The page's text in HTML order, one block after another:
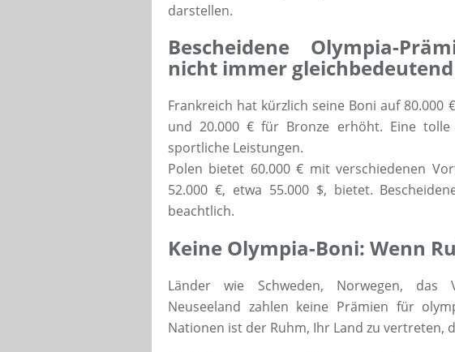
darstellen.
Bescheidene Olympia-
nicht immer
Frankreich hat kürzlich seine Boni auf 80.000
und 20.000 € für Bronze erhöht. Eine
sportliche Leistungen.
Polen bietet 60.000 € mit verschiedenen
52.000 €, etwa 55.000 $, bietet.
beachtlich.
Keine Olympia-Boni: Wenn
Länder wie Schweden, Norwegen, das
Neuseeland zahlen keine Prämien für
Nationen ist der Ruhm, Ihr Land zu vertreten,